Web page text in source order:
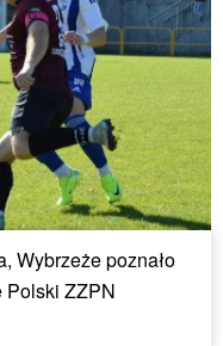
Wybrzeże poznało
Polski ZZPN